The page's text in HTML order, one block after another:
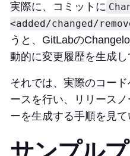
実際に、コミットに
<added/changed/
うと、GitLabの
動的に変更履歴を生成し
それでは、実際のコー
ースを行い、リリース
ーを生成する手順を見て